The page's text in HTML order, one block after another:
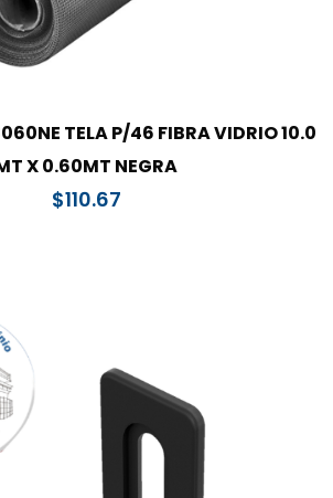
TELA P/46 FIBRA VIDRIO 10.0
X 0.60MT NEGRA
$110.67